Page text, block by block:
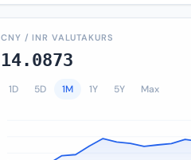
CNY / INR VALUTAKURS
14.0873
1D 5D 1M 1Y 5Y Max